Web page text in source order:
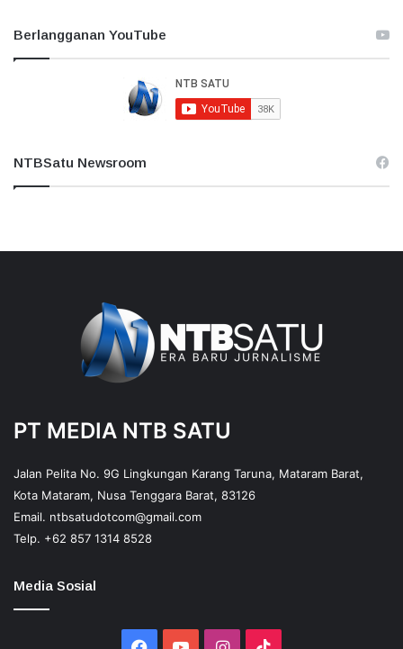
Berlangganan YouTube
NTBSatu Newsroom
PT MEDIA NTB SATU
Jalan Pelita No. 9G Lingkungan Karang Taruna, Mataram Barat,
Kota Mataram, Nusa Tenggara Barat, 83126
Email. ntbsatudotcom@gmail.com
Telp. +62 857 1314 8528
Media Sosial